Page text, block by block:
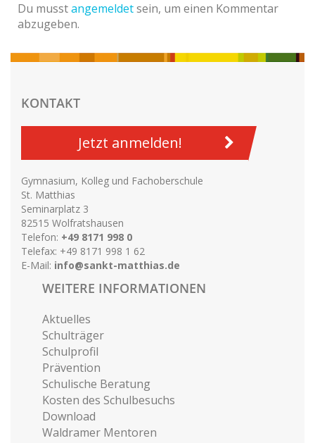
Du musstangemeldetsein, um einen Kommentar
abzugeben.
KONTAKT
Jetzt anmelden!
Gymnasium, Kolleg und Fachoberschule
St. Matthias
Seminarplatz 3
82515 Wolfratshausen
Telefon: +49 8171 998 0
Telefax: +49 8171 998 1 62
E-Mail: info@sankt-matthias.de
WEITERE INFORMATIONEN
Aktuelles
Schulträger
Schulprofil
Prävention
Schulische Beratung
Kosten des Schulbesuchs
Download
Waldramer Mentoren